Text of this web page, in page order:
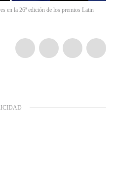
en la 26ª edición de los premios Latin